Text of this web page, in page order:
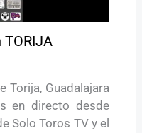
TORIJA
Torija, Guadalajara
en directo desde
Solo Toros TV y el